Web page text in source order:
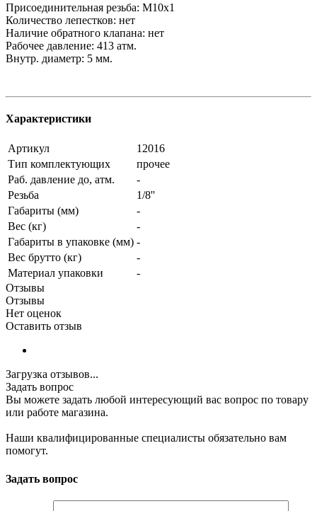
Присоединительная резьба: М10х1
Количество лепестков: нет
Наличие обратного клапана: нет
Рабочее давление: 413 атм.
Внутр. диаметр: 5 мм.
Характеристики
Артикул
12016
Тип комплектующих
прочее
Раб. давление до, атм.
-
Резьба
1/8''
Габариты (мм)
-
Вес (кг)
-
Габариты в упаковке (мм) -
Вес брутто (кг)
-
Материал упаковки
-
Отзывы
Отзывы
Нет оценок
Оставить отзыв
Загрузка отзывов...
Задать вопрос
Вы можете задать любой интересующий вас вопрос по товару
или работе магазина.
Наши квалифицированные специалисты обязательно вам
помогут.
Задать вопрос